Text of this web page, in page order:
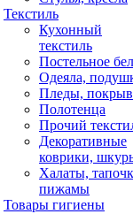
Текстиль
Кухонный
текстиль
Постельное
Одеяла,
Пледы,
Полотенца
Прочий
Декоративные
коврики,
Халаты,
пижамы
Товары гигиены